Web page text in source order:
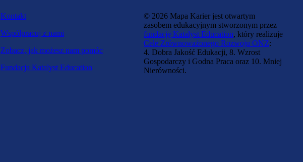
Kontakt
Współpracuj z nami
Zobacz, jak możesz nam pomóc
Fundacja Katalyst Education
© 2026 Mapa Karier jest otwartym
zasobem edukacyjnym stworzonym przez
fundację Katalyst Education, który realizuje
Cele Zrównoważonego Rozwoju ONZ:
4. Dobra Jakość Edukacji, 8. Wzrost
Gospodarczy i Godna Praca oraz 10. Mniej
Nierówności.